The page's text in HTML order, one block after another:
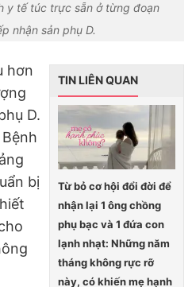
y tế túc trực sẵn ở từng đoạn
nhận sản phụ D.
TIN LIÊN QUAN
Từ bỏ cơ hội đổi đời để
nhận lại 1 ông chồng
phụ bạc và 1 đứa con
lạnh nhạt: Những năm
tháng không rực rỡ
này, có khiến mẹ hạnh
hơn
D.
bị